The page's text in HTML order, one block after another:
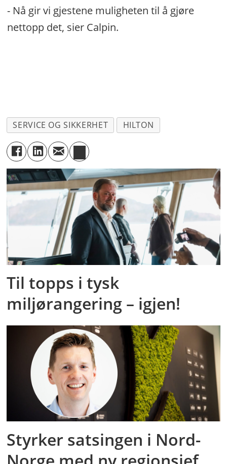
- Nå gir vi gjestene muligheten til å gjøre
nettopp det, sier Calpin.
SERVICE OG SIKKERHET HILTON
Til topps i tysk
miljørangering – igjen!
Styrker satsingen i Nord-